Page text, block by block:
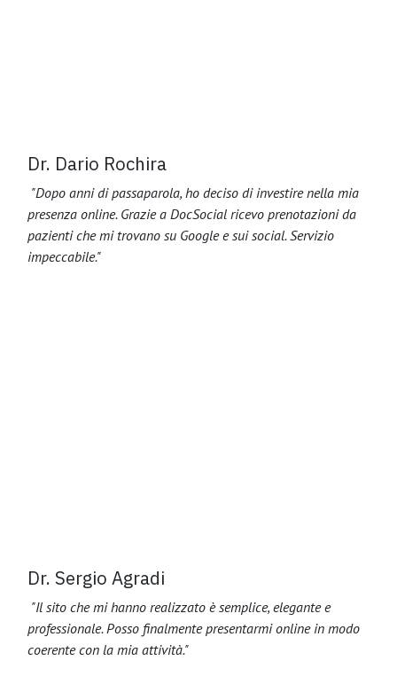
Dr. Dario Rochira
"Dopo anni di passaparola, ho deciso di investire nella mia
presenza online. Grazie a DocSocial ricevo prenotazioni da
pazienti che mi trovano su Google e sui social. Servizio
impeccabile."
Dr. Sergio Agradi
"Il sito che mi hanno realizzato è semplice, elegante e
professionale. Posso finalmente presentarmi online in modo
coerente con la mia attività."